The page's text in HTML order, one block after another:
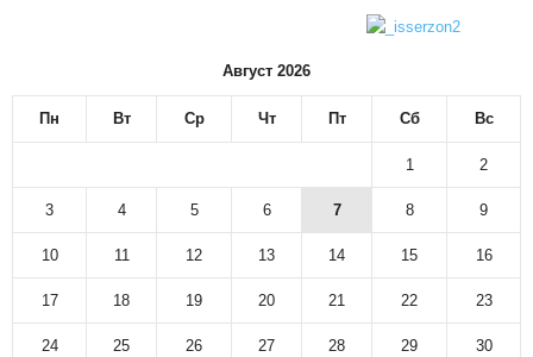
Август 2026
Пн Вт Ср Чт Пт Сб Вс
1 2
3 4 5 6 7 8 9
10 11 12 13 14 15 16
17 18 19 20 21 22 23
24 25 26 27 28 29 30